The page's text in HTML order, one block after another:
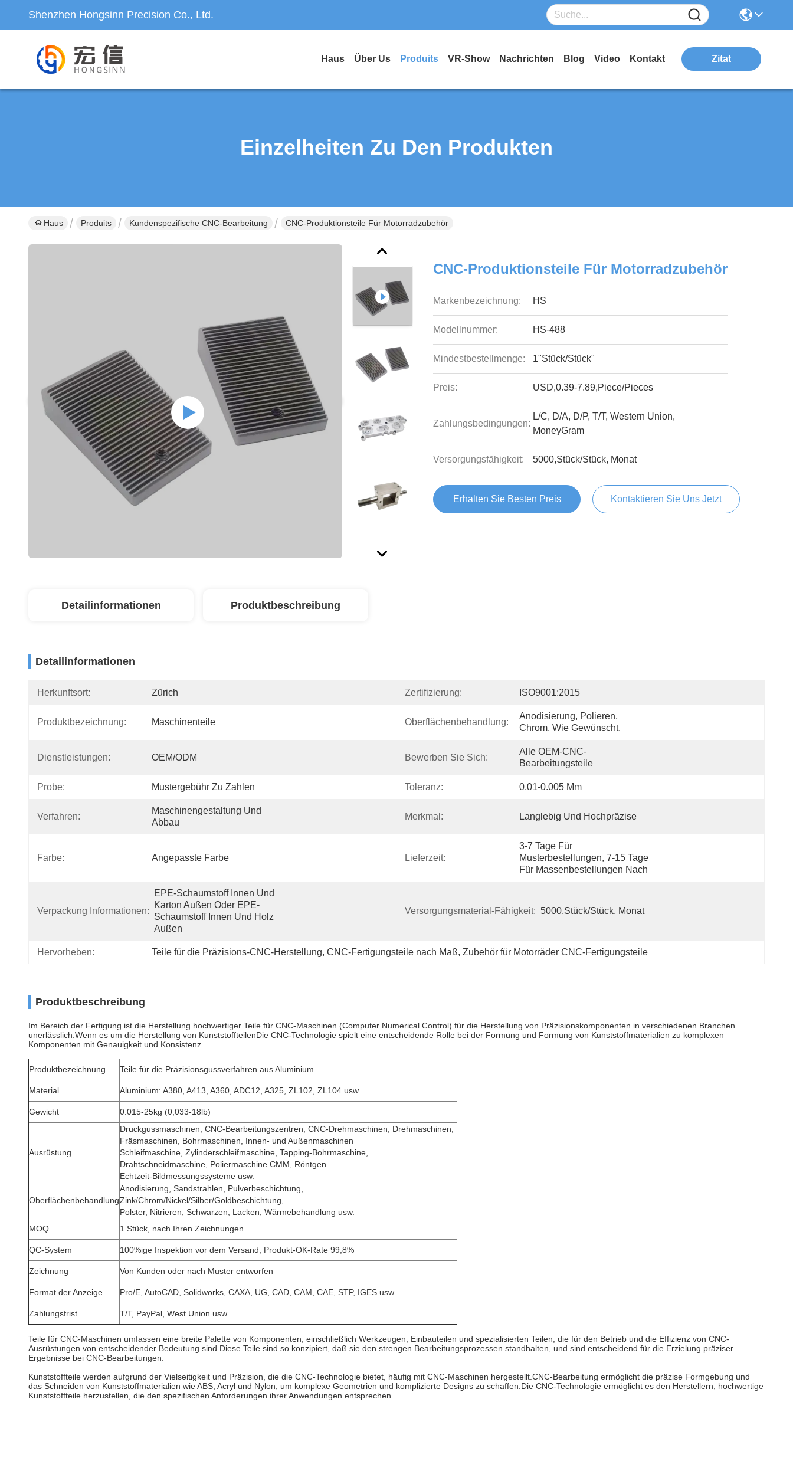
Shenzhen Hongsinn Precision Co., Ltd.
Haus Über Us Produits VR-Show Nachrichten Blog Video Kontakt Zitat
Einzelheiten Zu Den Produkten
Haus Produits Kundenspezifische CNC-Bearbeitung CNC-Produktionsteile Für Motorradzubehör
CNC-Produktionsteile Für Motorradzubehör
Markenbezeichnung: HS
Modellnummer: HS-488
Mindestbestellmenge: 1"Stück/Stück"
Preis: USD,0.39-7.89,Piece/Pieces
Zahlungsbedingungen:
L/C, D/A, D/P, T/T, Western Union,
MoneyGram
Versorgungsfähigkeit: 5000,Stück/Stück, Monat
Erhalten Sie Besten Preis Kontaktieren Sie Uns Jetzt
Detailinformationen Produktbeschreibung
Detailinformationen
Herkunftsort: Zürich Zertifizierung: ISO9001:2015
Produktbezeichnung: Maschinenteile Oberflächenbehandlung:
Anodisierung, Polieren,
Chrom, Wie Gewünscht.
Dienstleistungen: OEM/ODM Bewerben Sie Sich:
Alle OEM-CNC-
Bearbeitungsteile
Probe: Mustergebühr Zu Zahlen Toleranz: 0.01-0.005 Mm
Verfahren:
Maschinengestaltung Und
Abbau
Merkmal: Langlebig Und Hochpräzise
Farbe: Angepasste Farbe Lieferzeit:
3-7 Tage Für
Musterbestellungen, 7-15 Tage
Für Massenbestellungen Nach
Verpackung Informationen:
EPE-Schaumstoff Innen Und
Karton Außen Oder EPE-
Schaumstoff Innen Und Holz
Außen
Versorgungsmaterial-Fähigkeit: 5000,Stück/Stück, Monat
Hervorheben: Teile für die Präzisions-CNC-Herstellung, CNC-Fertigungsteile nach Maß, Zubehör für Motorräder CNC-Fertigungsteile
Produktbeschreibung
Im Bereich der Fertigung ist die Herstellung hochwertiger Teile für CNC-Maschinen (Computer Numerical Control) für die Herstellung von Präzisionskomponenten in verschiedenen Branchen
unerlässlich.Wenn es um die Herstellung von KunststoffteilenDie CNC-Technologie spielt eine entscheidende Rolle bei der Formung und Formung von Kunststoffmaterialien zu komplexen
Komponenten mit Genauigkeit und Konsistenz.
Produktbezeichnung Teile für die Präzisionsgussverfahren aus Aluminium
Material Aluminium: A380, A413, A360, ADC12, A325, ZL102, ZL104 usw.
Gewicht 0.015-25kg (0,033-18lb)
Ausrüstung
Druckgussmaschinen, CNC-Bearbeitungszentren, CNC-Drehmaschinen, Drehmaschinen,
Fräsmaschinen, Bohrmaschinen, Innen- und Außenmaschinen
Schleifmaschine, Zylinderschleifmaschine, Tapping-Bohrmaschine,
Drahtschneidmaschine, Poliermaschine CMM, Röntgen
Echtzeit-Bildmessungssysteme usw.
Oberflächenbehandlung
Anodisierung, Sandstrahlen, Pulverbeschichtung,
Zink/Chrom/Nickel/Silber/Goldbeschichtung,
Polster, Nitrieren, Schwarzen, Lacken, Wärmebehandlung usw.
MOQ
1 Stück, nach Ihren Zeichnungen
QC-System 100%ige Inspektion vor dem Versand, Produkt-OK-Rate 99,8%
Zeichnung Von Kunden oder nach Muster entworfen
Format der Anzeige Pro/E, AutoCAD, Solidworks, CAXA, UG, CAD, CAM, CAE, STP, IGES usw.
Zahlungsfrist T/T, PayPal, West Union usw.
Teile für CNC-Maschinen umfassen eine breite Palette von Komponenten, einschließlich Werkzeugen, Einbauteilen und spezialisierten Teilen, die für den Betrieb und die Effizienz von CNC-
Ausrüstungen von entscheidender Bedeutung sind.Diese Teile sind so konzipiert, daß sie den strengen Bearbeitungsprozessen standhalten, und sind entscheidend für die Erzielung präziser
Ergebnisse bei CNC-Bearbeitungen.
Kunststoffteile werden aufgrund der Vielseitigkeit und Präzision, die die CNC-Technologie bietet, häufig mit CNC-Maschinen hergestellt.CNC-Bearbeitung ermöglicht die präzise Formgebung und
das Schneiden von Kunststoffmaterialien wie ABS, Acryl und Nylon, um komplexe Geometrien und komplizierte Designs zu schaffen.Die CNC-Technologie ermöglicht es den Herstellern, hochwertige
Kunststoffteile herzustellen, die den spezifischen Anforderungen ihrer Anwendungen entsprechen.